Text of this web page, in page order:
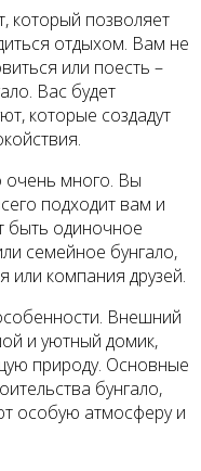
который позволяет
отдыхом. Вам не
или поесть –
Вас будет
которые создадут
очень много. Вы
подходит вам и
быть одиночное
семейное бунгало,
или компания друзей.
Внешний
и уютный домик,
природу. Основные
бунгало,
особую атмосферу и